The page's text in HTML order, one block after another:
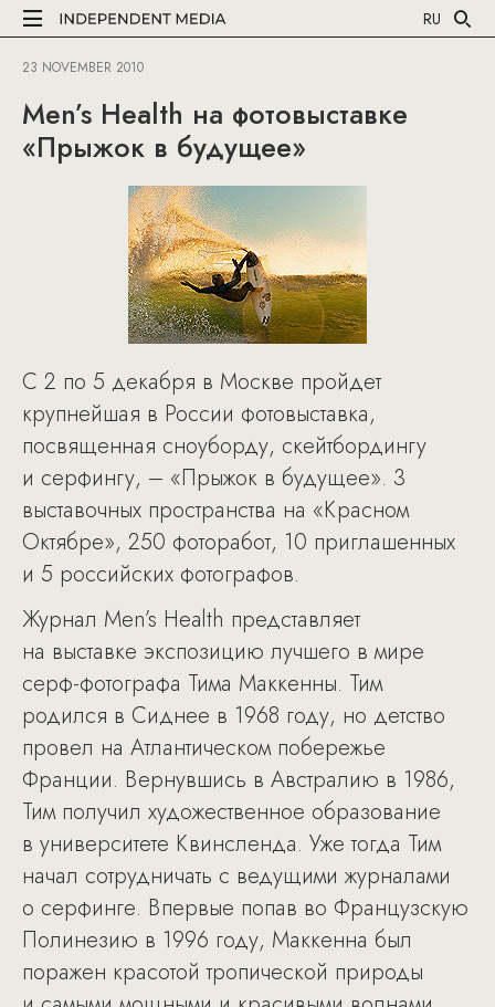
RU
23 NOVEMBER 2010
Men’s Health на фотовыставке
«Прыжок в будущее»
С 2 по 5 декабря в Москве пройдет
крупнейшая в России фотовыставка,
посвященная сноуборду, скейтбордингу
и серфингу, – «Прыжок в будущее». 3
выставочных пространства на «Красном
Октябре», 250 фоторабот, 10 приглашенных
и 5 российских фотографов.
Журнал Men’s Health представляет
на выставке экспозицию лучшего в мире
серф-фотографа Тима Маккенны. Тим
родился в Сиднее в 1968 году, но детство
провел на Атлантическом побережье
Франции. Вернувшись в Австралию в 1986,
Тим получил художественное образование
в университете Квинсленда. Уже тогда Тим
начал сотрудничать с ведущими журналами
о серфинге. Впервые попав во Французскую
Полинезию в 1996 году, Маккенна был
поражен красотой тропической природы